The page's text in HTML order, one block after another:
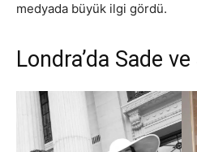
medyada büyük ilgi gördü.
Londra’da Sade